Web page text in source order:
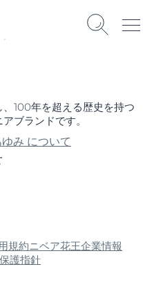
100年を超える歴史を持つ
ブランドです。
み について
規約ニベア花王企業情報
護指針